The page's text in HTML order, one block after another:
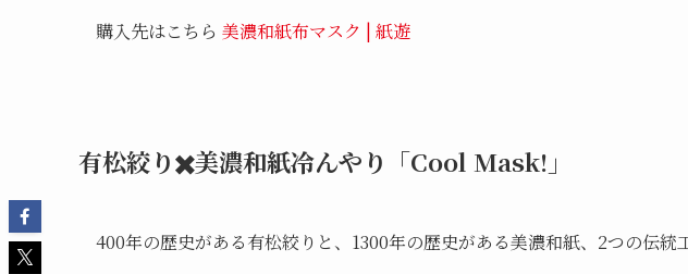
購入先はこちら 美濃和紙布マスク | 紙遊
有松絞り✖️美濃和紙冷んやり「Cool Mask!」
400年の歴史がある有松絞りと、1300年の歴史がある美濃和紙、2つの伝統